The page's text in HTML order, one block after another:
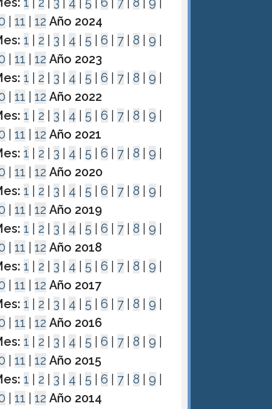
|11 |12 Año 2024
1 2 3 4 5 |6 7 |8 |9
|11 |12 Año 2023
1 2 3 4 5 |6 7 |8 |9
|11 |12 Año 2022
1 2 3 4 5 |6 7 |8 |9
|11 |12 Año 2021
1 2 3 4 5 |6 7 |8 |9
|11 |12 Año 2020
1 2 3 4 5 |6 7 |8 |9
|11 |12 Año 2019
1 2 3 4 5 |6 7 |8 |9
|11 |12 Año 2018
1 2 3 4 5 |6 7 |8 |9
|11 |12 Año 2017
1 2 3 4 5 |6 7 |8 |9
|11 |12 Año 2016
1 2 3 4 5 |6 7 |8 |9
|11 |12 Año 2015
1 2 3 4 5 |6 7 |8 |9
|11 |12 Año 2014